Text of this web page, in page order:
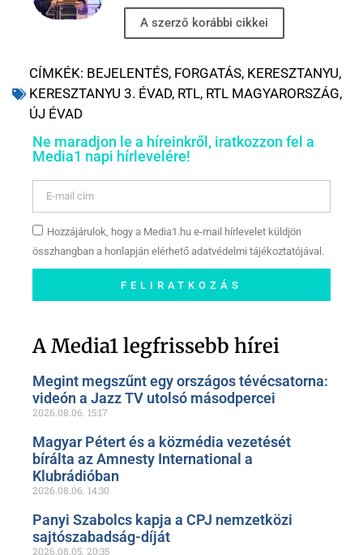
A szerző korábbi cikkei
CÍMKÉK: BEJELENTÉS, FORGATÁS, KERESZTANYU,
KERESZTANYU 3. ÉVAD, RTL, RTL MAGYARORSZÁG,
ÚJ ÉVAD
Ne maradjon le a híreinkről, iratkozzon fel a
Media1 napi hírlevelére!
Hozzájárulok, hogy a Media1.hu e-mail hírlevelet küldjön
összhangban a honlapján elérhető adatvédelmi tájékoztatójával.
FELIRATKOZÁS
oldalunkon!
A Media1 legfrissebb hírei
Megint megszűnt egy országos tévécsatorna:
videón a Jazz TV utolsó másodpercei
2026.08.06. 15:17
Magyar Pétert és a közmédia vezetését
bírálta az Amnesty International a
Klubrádióban
2026.08.06. 14:30
Panyi Szabolcs kapja a CPJ nemzetközi
sajtószabadság-díját
2026.08.05. 20:35